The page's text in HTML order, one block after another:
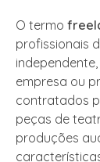
O termo
profissionais
empresa ou
contratados
peças de
produções